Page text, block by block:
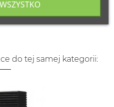
do tej samej kategorii: